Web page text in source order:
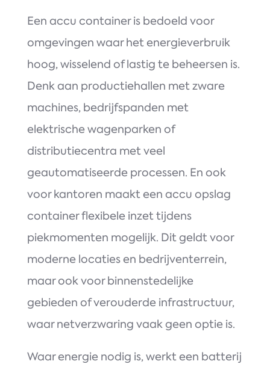
Een accu container is bedoeld voor
omgevingen waar het energieverbruik
hoog, wisselend of lastig te beheersen is.
Denk aan productiehallen met zware
machines, bedrijfspanden met
elektrische wagenparken of
distributiecentra met veel
geautomatiseerde processen. En ook
voor kantoren maakt een accu opslag
container flexibele inzet tijdens
piekmomenten mogelijk. Dit geldt voor
moderne locaties en bedrijventerrein,
maar ook voor binnenstedelijke
gebieden of verouderde infrastructuur,
waar netverzwaring vaak geen optie is.
Waar energie nodig is, werkt een batterij